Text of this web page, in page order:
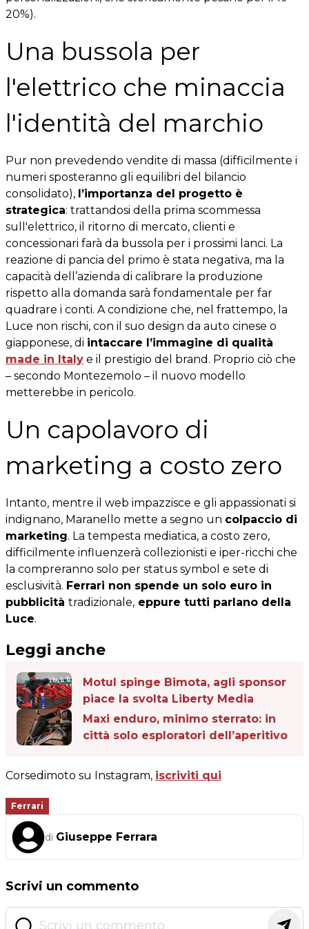
20%).
Una bussola per
l'elettrico che minaccia
l'identità del marchio
Pur non prevedendo vendite di massa (difficilmente i
numeri sposteranno gli equilibri del bilancio
consolidato), l’importanza del progetto è
strategica: trattandosi della prima scommessa
sull'elettrico, il ritorno di mercato, clienti e
concessionari farà da bussola per i prossimi lanci. La
reazione di pancia del primo è stata negativa, ma la
capacità dell’azienda di calibrare la produzione
rispetto alla domanda sarà fondamentale per far
quadrare i conti. A condizione che, nel frattempo, la
Luce non rischi, con il suo design da auto cinese o
giapponese, di intaccare l’immagine di qualità
made in Italy e il prestigio del brand. Proprio ciò che
– secondo Montezemolo – il nuovo modello
metterebbe in pericolo.
Un capolavoro di
marketing a costo zero
Intanto, mentre il web impazzisce e gli appassionati si
indignano, Maranello mette a segno un colpaccio di
marketing. La tempesta mediatica, a costo zero,
difficilmente influenzerà collezionisti e iper-ricchi che
la compreranno solo per status symbol e sete di
esclusività. Ferrari non spende un solo euro in
pubblicità tradizionale, eppure tutti parlano della
Luce.
Leggi anche
Motul spinge Bimota, agli sponsor
piace la svolta Liberty Media
Maxi enduro, minimo sterrato: in
città solo esploratori dell’aperitivo
Corsedimoto su Instagram, iscriviti qui
Ferrari
di Giuseppe Ferrara
Scrivi un commento